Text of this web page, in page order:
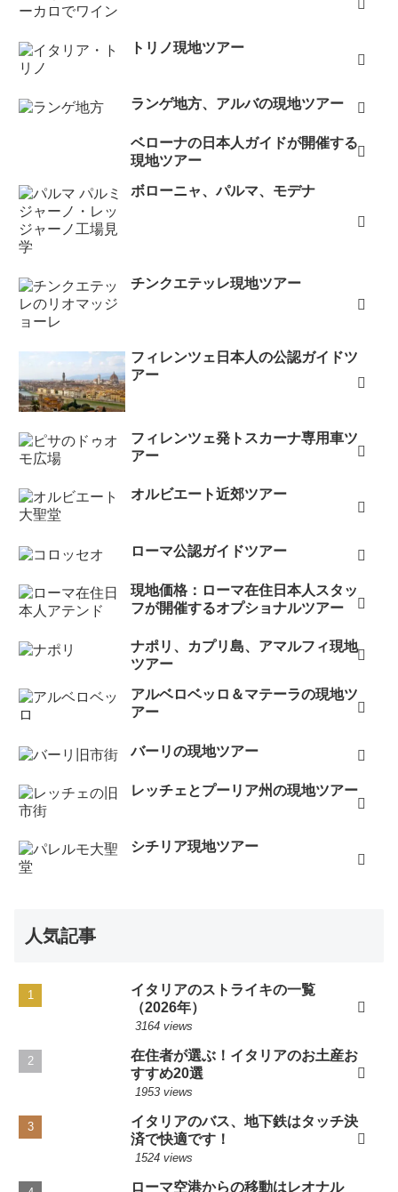
トリノ現地ツアー
ランゲ地方、アルバの現地ツアー
ベローナの日本人ガイドが開催する
現地ツアー
ボローニャ、パルマ、モデナ
チンクエテッレ現地ツアー
フィレンツェ日本人の公認ガイドツ
アー
フィレンツェ発トスカーナ専用車ツ
アー
オルビエート近郊ツアー
ローマ公認ガイドツアー
現地価格：ローマ在住日本人スタッ
フが開催するオプショナルツアー
ナポリ、カプリ島、アマルフィ現地
ツアー
アルベロベッロ＆マテーラの現地ツ
アー
バーリの現地ツアー
レッチェとプーリア州の現地ツアー
シチリア現地ツアー
人気記事
イタリアのストライキの一覧
（2026年）
3164 views
在住者が選ぶ！イタリアのお土産お
すすめ20選
1953 views
イタリアのバス、地下鉄はタッチ決
済で快適です！
1524 views
ローマ空港からの移動はレオナル